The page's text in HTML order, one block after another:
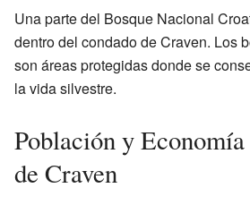
Una parte del Bosque Nacional
dentro del condado de Craven. Los
son áreas protegidas donde se
la vida silvestre.
Población y
de Craven